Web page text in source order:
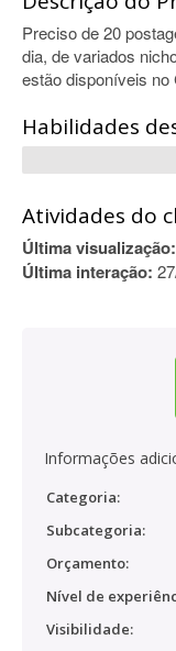
Preciso de 20
dia, de variados
estão disponíveis no
Habilidades
Atividades do
Última visualização:
Última interação:
Informações
Categoria:
Subcategoria:
Orçamento:
Nível de
Visibilidade: